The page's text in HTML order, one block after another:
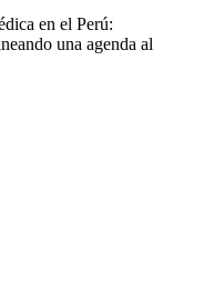
en el Perú:
una agenda al